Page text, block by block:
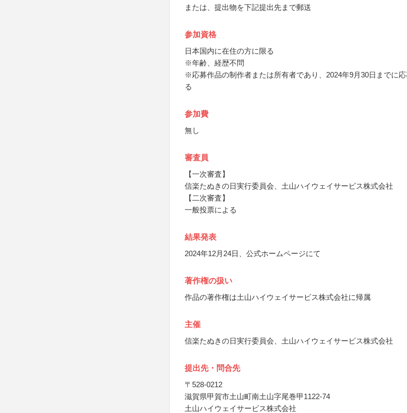
または、提出物を下記提出先まで郵送
参加資格
日本国内に在住の方に限る
※年齢、経歴不問
※応募作品の制作者または所有者であり、2024年9月30日までに
る
参加費
無し
審査員
【一次審査】
信楽たぬきの日実行委員会、土山ハイウェイサービス株式会社
【二次審査】
一般投票による
結果発表
2024年12月24日、公式ホームページにて
著作権の扱い
作品の著作権は土山ハイウェイサービス株式会社に帰属
主催
信楽たぬきの日実行委員会、土山ハイウェイサービス株式会社
提出先・問合先
〒528-0212
滋賀県甲賀市土山町南土山字尾巻甲1122-74
土山ハイウェイサービス株式会社